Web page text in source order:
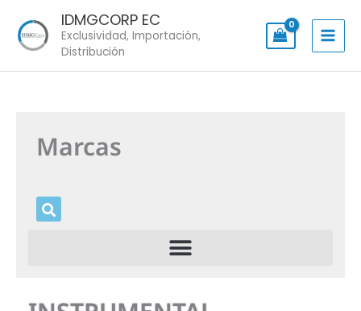
content
IDMGCORP EC
Exclusividad, Importación,
Distribución
Marcas